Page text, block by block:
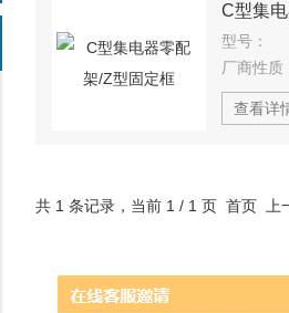
型号：
厂商性质
查看详
共 1 条记录，当前 1 / 1 页 首页